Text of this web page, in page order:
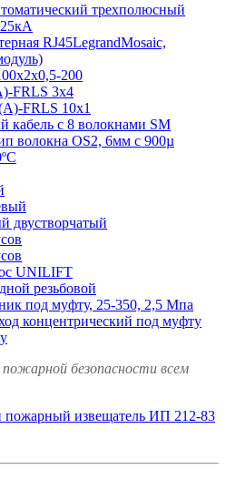
трехполюсный
RJ45LegrandMosaic,
200
FRLS 3х4
FRLS 10х1
кабель с 8 волокнами SM
волокна OS2, 6мм с 900µ
двустворчатый
UNILIFT
резьбовой
под муфту, 25-350, 2,5 Мпа
концентрический под муфту
пожарной безопасности всем